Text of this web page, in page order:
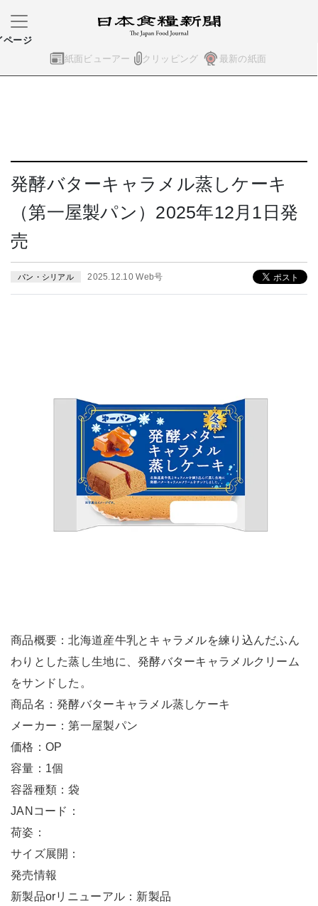
紙面ビューアー クリッピング 最新の紙面
ページ
発酵バターキャラメル蒸しケーキ
（第一屋製パン）2025年12月1日発
売
パン・シリアル 2025.12.10 Web号
商品概要：北海道産牛乳とキャラメルを練り込んだふん
わりとした蒸し生地に、発酵バターキャラメルクリーム
をサンドした。
商品名：発酵バターキャラメル蒸しケーキ
メーカー：第一屋製パン
価格：OP
容量：1個
容器種類：袋
JANコード：
荷姿：
サイズ展開：
発売情報
新製品orリニューアル：新製品